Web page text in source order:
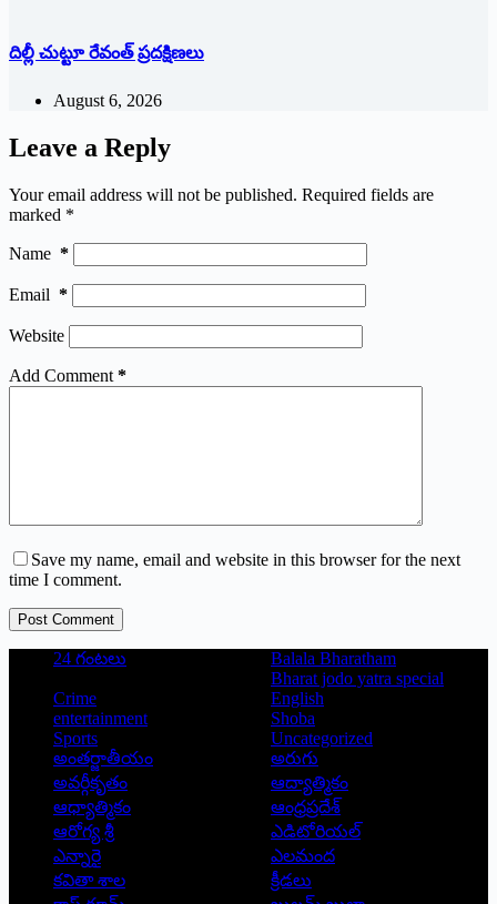
దిల్లీ చుట్టూ రేవంత్ ప్ర‌ద‌క్షిణ‌లు
August 6, 2026
Leave a Reply
Your email address will not be published. Required fields are
marked *
Name *
Email *
Website
Add Comment *
Save my name, email and website in this browser for the next
time I comment.
Post Comment
24 గంటలు
Balala Bharatham
Bharat jodo yatra special
Crime
English
entertainment
Shoba
Sports
Uncategorized
అంతర్జాతీయం
అరుగు
అవర్గీకృతం
ఆద్యాత్మికం
ఆధ్యాత్మికం
ఆంధ్రప్రదేశ్
ఆరోగ్య శ్రీ
ఎడిటోరియల్
ఎన్నారై
ఎలమంద
కవితా శాల
క్రీడలు